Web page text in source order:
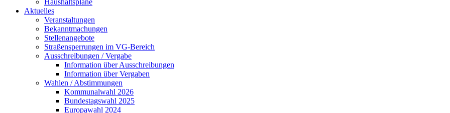
Haushaltspläne
Aktuelles
Veranstaltungen
Bekanntmachungen
Stellenangebote
Straßensperrungen im VG-Bereich
Ausschreibungen / Vergabe
Information über Ausschreibungen
Information über Vergaben
Wahlen / Abstimmungen
Kommunalwahl 2026
Bundestagswahl 2025
Europawahl 2024